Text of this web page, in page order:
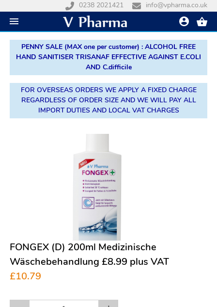
0238 2021421 info@vpharma.co.uk
PENNY SALE (MAX one per customer) : ALCOHOL FREE
HAND SANITISER TRISANAF EFFECTIVE AGAINST E.COLI
AND C.difficile
FOR OVERSEAS ORDERS WE APPLY A FIXED CHARGE
REGARDLESS OF ORDER SIZE AND WE WILL PAY ALL
IMPORT DUTIES AND LOCAL VAT CHARGES
FONGEX (D) 200ml Medizinische
Wäschebehandlung £8.99 plus VAT
£10.79